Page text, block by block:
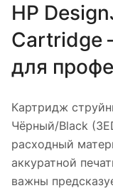
HP
Cartridge
для
Картридж
Чёрный/Black
расходный
аккуратной
важны